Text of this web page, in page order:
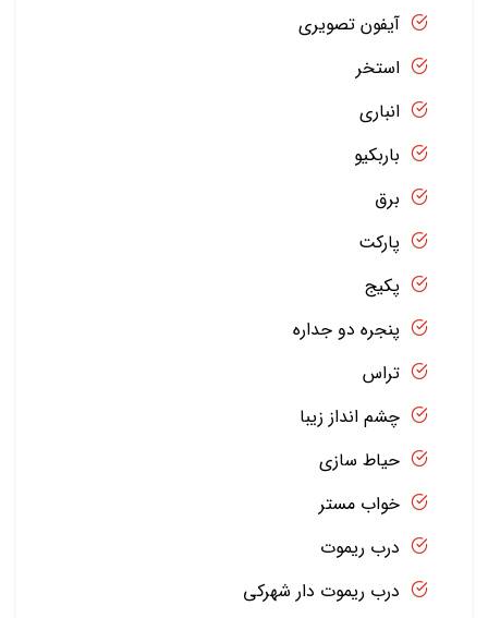
آیفون تصویری
استخر
انباری
باربکیو
برق
پارکت
پکیج
پنجره دو جداره
تراس
چشم انداز زیبا
حیاط سازی
خواب مستر
درب ریموت
درب ریموت دار شهرکی